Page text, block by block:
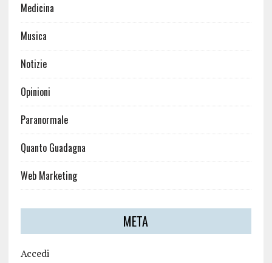
Medicina
Musica
Notizie
Opinioni
Paranormale
Quanto Guadagna
Web Marketing
META
Accedi